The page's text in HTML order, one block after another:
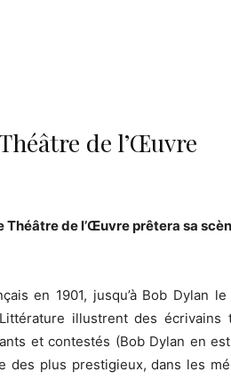
de l’Œuvre
Théâtre de l’Œuvre prêtera sa
en 1901, jusqu’à Bob Dylan
illustrent des écrivains
et contestés (Bob Dylan en
des plus prestigieux, dans les